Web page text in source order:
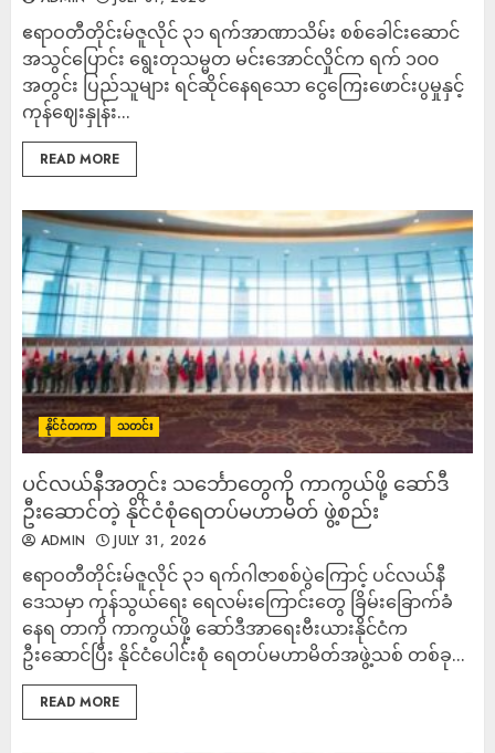
ဧရာဝတီတိုင်းမ်ဇူလိုင် ၃၁ ရက်အာဏာသိမ်း စစ်ခေါင်းဆောင်
အသွင်ပြောင်း ရွေးတုသမ္မတ မင်းအောင်လှိုင်က ရက် ၁၀၀
အတွင်း ပြည်သူများ ရင်ဆိုင်နေရသော ငွေကြေးဖောင်းပွမှုနှင့်
ကုန်ဈေးနှုန်း...
READ MORE
နိုင်ငံတကာ သတင်း
ပင်လယ်နီအတွင်း သင်္ဘောတွေကို ကာကွယ်ဖို့ ဆော်ဒီ
ဦးဆောင်တဲ့ နိုင်ငံစုံရေတပ်မဟာမိတ် ဖွဲ့စည်း
ADMIN JULY 31, 2026
ဧရာဝတီတိုင်းမ်ဇူလိုင် ၃၁ ရက်ဂါဇာစစ်ပွဲကြောင့် ပင်လယ်နီ
ဒေသမှာ ကုန်သွယ်ရေး ရေလမ်းကြောင်းတွေ ခြိမ်းခြောက်ခံ
နေရ တာကို ကာကွယ်ဖို့ ဆော်ဒီအာရေးဗီးယားနိုင်ငံက
ဦးဆောင်ပြီး နိုင်ငံပေါင်းစုံ ရေတပ်မဟာမိတ်အဖွဲ့သစ် တစ်ခု...
READ MORE